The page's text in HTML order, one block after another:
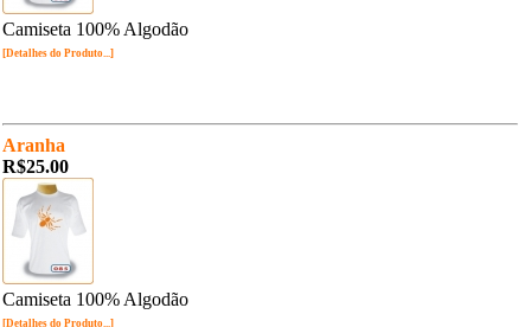
Camiseta 100% Algodão
[Detalhes do Produto...]
Aranha
R$25.00
Camiseta 100% Algodão
[Detalhes do Produto...]